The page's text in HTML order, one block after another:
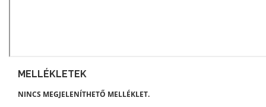
MELLÉKLETEK
NINCS MEGJELENÍTHETŐ MELLÉKLET.